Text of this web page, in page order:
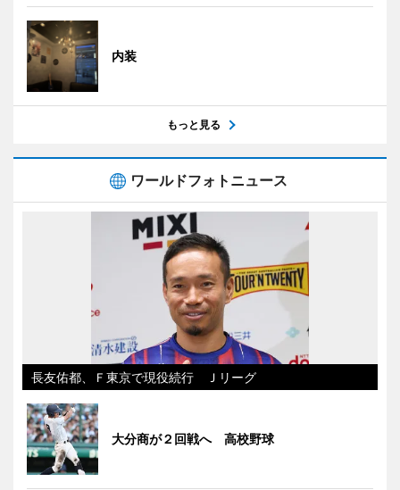
内装
もっと見る
ワールドフォトニュース
長友佑都、Ｆ東京で現役続行 Ｊリーグ
大分商が２回戦へ 高校野球